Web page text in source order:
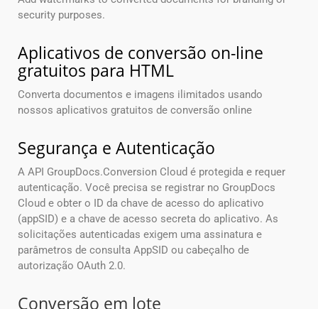
security purposes.
Aplicativos de conversão on-line
gratuitos para HTML
Converta documentos e imagens ilimitados usando
nossos aplicativos gratuitos de conversão online
Segurança e Autenticação
A API GroupDocs.Conversion Cloud é protegida e requer
autenticação. Você precisa se registrar no GroupDocs
Cloud e obter o ID da chave de acesso do aplicativo
(appSID) e a chave de acesso secreta do aplicativo. As
solicitações autenticadas exigem uma assinatura e
parâmetros de consulta AppSID ou cabeçalho de
autorização OAuth 2.0.
Conversão em lote